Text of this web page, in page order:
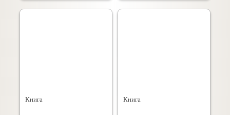
Книга Книга